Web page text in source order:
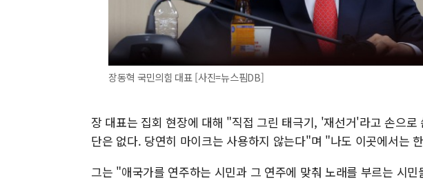
장동혁 국민의힘 대표 [사진=뉴스핌DB]
장 대표는 집회 현장에 대해 "직접 그린 태극기, '재선거'라고 손으로
단은 없다. 당연히 마이크는 사용하지 않는다"며 "나도 이곳에서는
그는 "애국가를 연주하는 시민과 그 연주에 맞춰 노래를 부르는 시